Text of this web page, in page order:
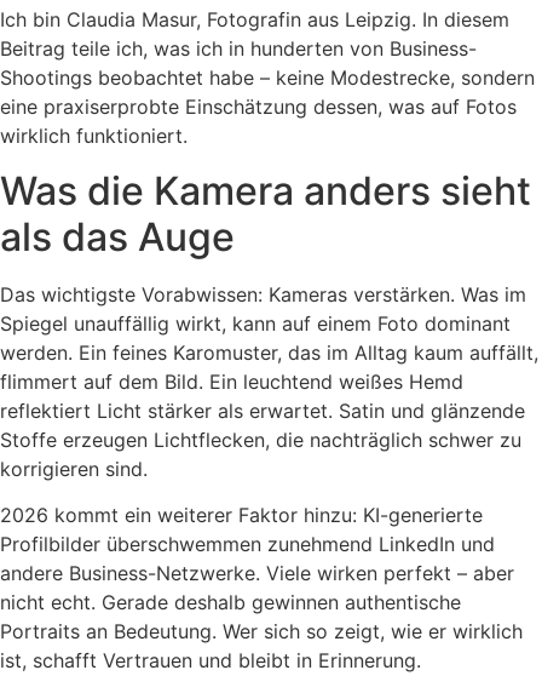
Ich bin Claudia Masur, Fotografin aus Leipzig. In diesem
Beitrag teile ich, was ich in hunderten von Business-
Shootings beobachtet habe – keine Modestrecke, sondern
eine praxiserprobte Einschätzung dessen, was auf Fotos
wirklich funktioniert.
Was die Kamera anders sieht
als das Auge
Das wichtigste Vorabwissen: Kameras verstärken. Was im
Spiegel unauffällig wirkt, kann auf einem Foto dominant
werden. Ein feines Karomuster, das im Alltag kaum auffällt,
flimmert auf dem Bild. Ein leuchtend weißes Hemd
reflektiert Licht stärker als erwartet. Satin und glänzende
Stoffe erzeugen Lichtflecken, die nachträglich schwer zu
korrigieren sind.
2026 kommt ein weiterer Faktor hinzu: KI-generierte
Profilbilder überschwemmen zunehmend LinkedIn und
andere Business-Netzwerke. Viele wirken perfekt – aber
nicht echt. Gerade deshalb gewinnen authentische
Portraits an Bedeutung. Wer sich so zeigt, wie er wirklich
ist, schafft Vertrauen und bleibt in Erinnerung.